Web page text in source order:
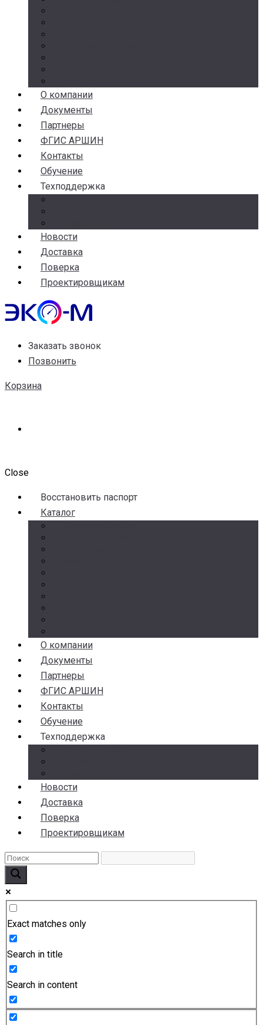
О компании
Документы
Партнеры
ФГИС АРШИН
Контакты
Обучение
Техподдержка
Новости
Доставка
Поверка
Проектировщикам
Заказать звонок
Позвонить
Корзина
Close
Воccтановить паспорт
Каталог
О компании
Документы
Партнеры
ФГИС АРШИН
Контакты
Обучение
Техподдержка
Новости
Доставка
Поверка
Проектировщикам
Exact matches only
Search in title
Search in content